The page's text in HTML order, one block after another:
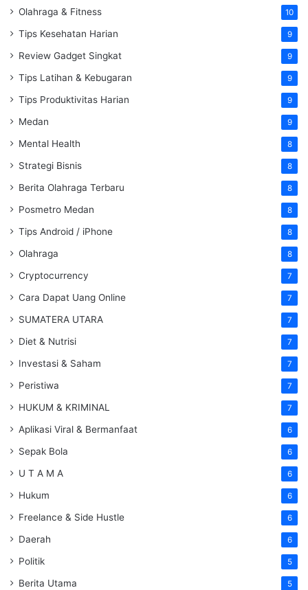
Olahraga & Fitness 10
Tips Kesehatan Harian 9
Review Gadget Singkat 9
Tips Latihan & Kebugaran 9
Tips Produktivitas Harian 9
Medan 9
Mental Health 8
Strategi Bisnis 8
Berita Olahraga Terbaru 8
Posmetro Medan 8
Tips Android / iPhone 8
Olahraga 8
Cryptocurrency 7
Cara Dapat Uang Online 7
SUMATERA UTARA 7
Diet & Nutrisi 7
Investasi & Saham 7
Peristiwa 7
HUKUM & KRIMINAL 7
Aplikasi Viral & Bermanfaat 6
Sepak Bola 6
U T A M A 6
Hukum 6
Freelance & Side Hustle 6
Daerah 6
Politik 5
Berita Utama 5